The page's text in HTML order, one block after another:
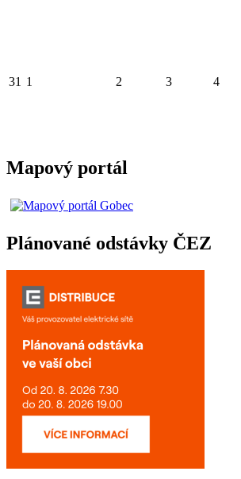
31 1 2 3 4
Mapový portál
Plánované odstávky ČEZ